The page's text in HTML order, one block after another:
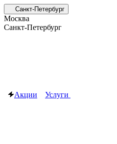
Санкт-Петербург
Москва
Санкт-Петербург
Акции Услуги